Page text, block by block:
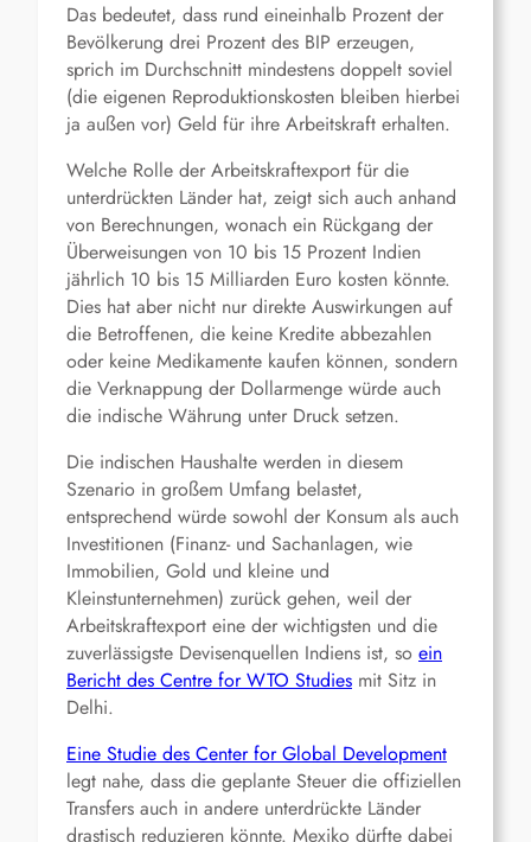
Das bedeutet, dass rund eineinhalb Prozent der
Bevölkerung drei Prozent des BIP erzeugen,
sprich im Durchschnitt mindestens doppelt soviel
(die eigenen Reproduktionskosten bleiben hierbei
ja außen vor) Geld für ihre Arbeitskraft erhalten.
Welche Rolle der Arbeitskraftexport für die
unterdrückten Länder hat, zeigt sich auch anhand
von Berechnungen, wonach ein Rückgang der
Überweisungen von 10 bis 15 Prozent Indien
jährlich 10 bis 15 Milliarden Euro kosten könnte.
Dies hat aber nicht nur direkte Auswirkungen auf
die Betroffenen, die keine Kredite abbezahlen
oder keine Medikamente kaufen können, sondern
die Verknappung der Dollarmenge würde auch
die indische Währung unter Druck setzen.
Die indischen Haushalte werden in diesem
Szenario in großem Umfang belastet,
entsprechend würde sowohl der Konsum als auch
Investitionen (Finanz- und Sachanlagen, wie
Immobilien, Gold und kleine und
Kleinstunternehmen) zurück gehen, weil der
Arbeitskraftexport eine der wichtigsten und die
zuverlässigste Devisenquellen Indiens ist, so ein
Bericht des Centre for WTO Studies mit Sitz in
Delhi.
Eine Studie des Center for Global Development
legt nahe, dass die geplante Steuer die offiziellen
Transfers auch in andere unterdrückte Länder
drastisch reduzieren könnte. Mexiko dürfte dabei